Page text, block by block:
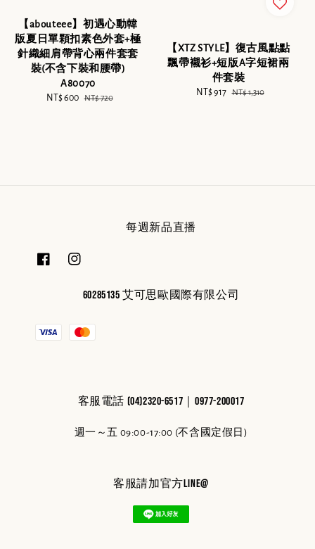
【abouteee】初遇心動韓
版夏日單顆扣素色外套+極
針織細肩帶背心兩件套套
裝(不含下裝和腰帶)
A80070
Sale
NT$ 600 Regular
NT$ 720
【XTZ STYLE】復古風點點
飄帶襯衫+短版A字短裙兩
件套裝
Sale
NT$ 917 Regular
NT$ 1,310
每週新品直播
60285135 艾可思歐國際有限公司
客服電話 (04)2320-6517｜0977-200017
週一～五 09:00-17:00 (不含國定假日)
客服請加官方line@